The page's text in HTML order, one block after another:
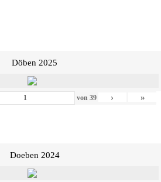
Döben 2025
von 39 › »
Doeben 2024